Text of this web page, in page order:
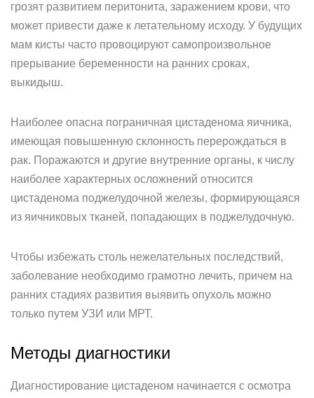
грозят развитием перитонита, заражением крови, что
может привести даже к летательному исходу. У будущих
мам кисты часто провоцируют самопроизвольное
прерывание беременности на ранних сроках,
выкидыш.
Наиболее опасна пограничная цистаденома яичника,
имеющая повышенную склонность перерождаться в
рак. Поражаются и другие внутренние органы, к числу
наиболее характерных осложнений относится
цистаденома поджелудочной железы, формирующаяся
из яичниковых тканей, попадающих в поджелудочную.
Чтобы избежать столь нежелательных последствий,
заболевание необходимо грамотно лечить, причем на
ранних стадиях развития выявить опухоль можно
только путем УЗИ или МРТ.
Методы диагностики
Диагностирование цистаденом начинается с осмотра